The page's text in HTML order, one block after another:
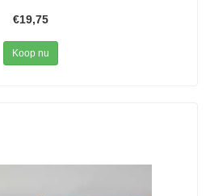
€19,75
Koop nu